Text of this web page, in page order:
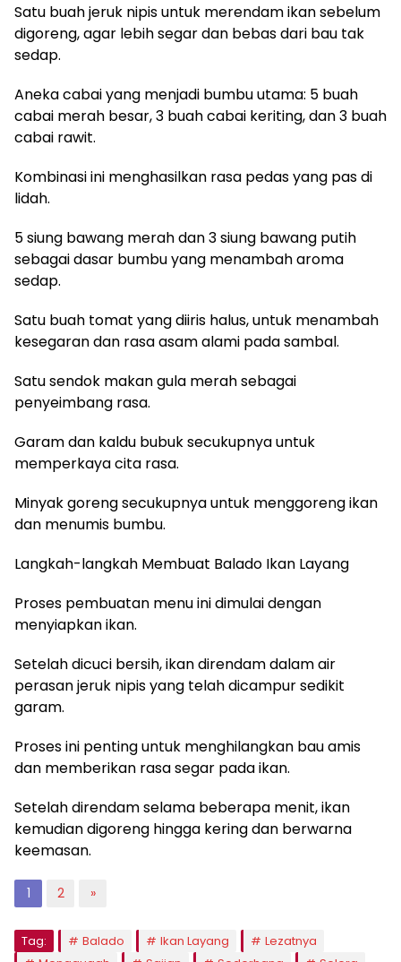
Satu buah jeruk nipis untuk merendam ikan sebelum
digoreng, agar lebih segar dan bebas dari bau tak
sedap.
Aneka cabai yang menjadi bumbu utama: 5 buah
cabai merah besar, 3 buah cabai keriting, dan 3 buah
cabai rawit.
Kombinasi ini menghasilkan rasa pedas yang pas di
lidah.
5 siung bawang merah dan 3 siung bawang putih
sebagai dasar bumbu yang menambah aroma
sedap.
Satu buah tomat yang diiris halus, untuk menambah
kesegaran dan rasa asam alami pada sambal.
Satu sendok makan gula merah sebagai
penyeimbang rasa.
Garam dan kaldu bubuk secukupnya untuk
memperkaya cita rasa.
Minyak goreng secukupnya untuk menggoreng ikan
dan menumis bumbu.
Langkah-langkah Membuat Balado Ikan Layang
Proses pembuatan menu ini dimulai dengan
menyiapkan ikan.
Setelah dicuci bersih, ikan direndam dalam air
perasan jeruk nipis yang telah dicampur sedikit
garam.
Proses ini penting untuk menghilangkan bau amis
dan memberikan rasa segar pada ikan.
Setelah direndam selama beberapa menit, ikan
kemudian digoreng hingga kering dan berwarna
keemasan.
1 2 »
Tag: Balado Ikan Layang
Lezatnya